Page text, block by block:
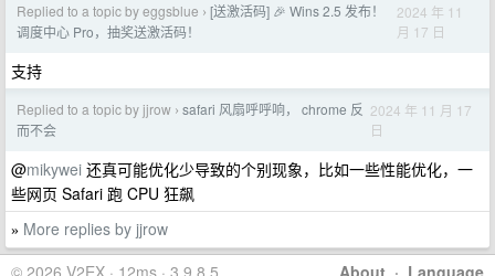
Replied to a topic by eggsblue › [送激活码] 🎉 Wins 2.5 发布！
调度中心 Pro，抽奖送激活码！
2024 年 11
月 17 日
支持
Replied to a topic by jjrow › safari 风扇呼呼响， chrome 反
而不会
2024 年 11 月 17
日
@mikywei 还真可能优化少导致的个别现象，比如一些性能优化，一
些网页 Safari 跑 CPU 狂飙
» More replies by jjrow
About · Language
© 2026 V2EX · 12ms · 3.9.8.5